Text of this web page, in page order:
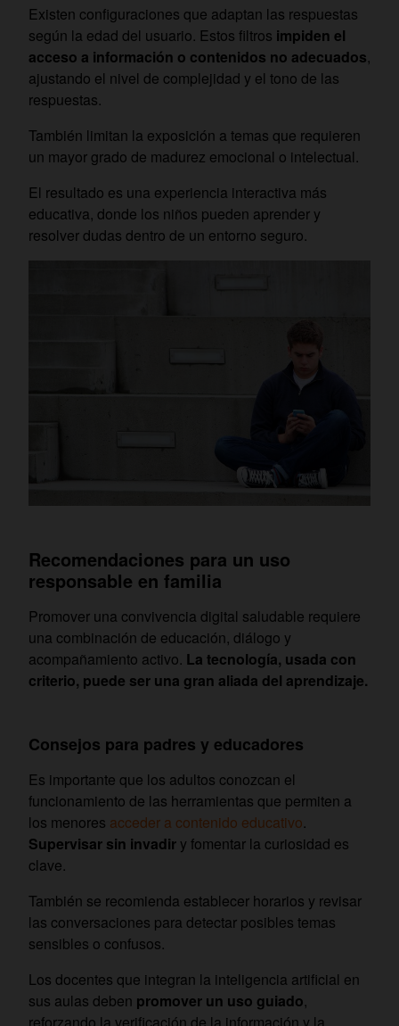
Existen configuraciones que adaptan las respuestas
según la edad del usuario. Estos filtros impiden el
acceso a información o contenidos no adecuados,
ajustando el nivel de complejidad y el tono de las
respuestas.
También limitan la exposición a temas que requieren
un mayor grado de madurez emocional o intelectual.
El resultado es una experiencia interactiva más
educativa, donde los niños pueden aprender y
resolver dudas dentro de un entorno seguro.
Recomendaciones para un uso
responsable en familia
Promover una convivencia digital saludable requiere
una combinación de educación, diálogo y
acompañamiento activo. La tecnología, usada con
criterio, puede ser una gran aliada del aprendizaje.
Consejos para padres y educadores
Es importante que los adultos conozcan el
funcionamiento de las herramientas que permiten a
los menores acceder a contenido educativo.
Supervisar sin invadir y fomentar la curiosidad es
clave.
También se recomienda establecer horarios y revisar
las conversaciones para detectar posibles temas
sensibles o confusos.
Los docentes que integran la inteligencia artificial en
sus aulas deben promover un uso guiado,
reforzando la verificación de la información y la